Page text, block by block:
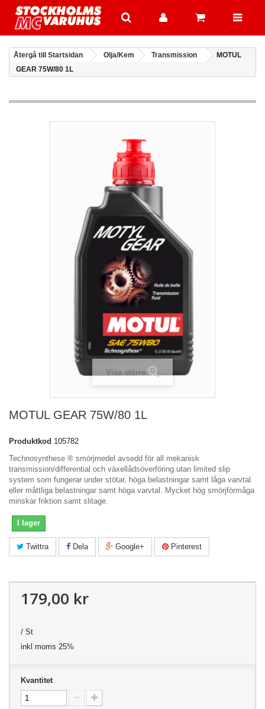
Återgå till Startsidan Olja/Kem Transmission
MOTUL
GEAR 75W/80 1L
Visa större
MOTUL GEAR 75W/80 1L
Produktkod 105782
Technosynthese ® smörjmedel avsedd för all mekanisk
transmission/differential och växellådsöverföring utan limited slip
system som fungerar under stötar, höga belastningar samt låga varvtal
eller måttliga belastningar samt höga varvtal. Mycket hög smörjförmåga
minskar friktion samt slitage.
I lager
Twittra Dela Google+ Pinterest
179,00 kr
/ St
inkl moms 25%
Kvantitet